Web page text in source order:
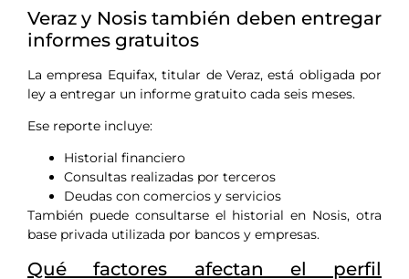
Veraz y Nosis también deben entregar
informes gratuitos
La empresa Equifax, titular de Veraz, está obligada por
ley a entregar un informe gratuito cada seis meses.
Ese reporte incluye:
Historial financiero
Consultas realizadas por terceros
Deudas con comercios y servicios
También puede consultarse el historial en Nosis, otra
base privada utilizada por bancos y empresas.
Qué factores afectan el perfil